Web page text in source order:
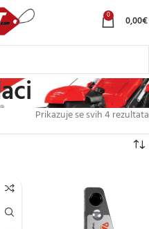
0 0,00€
Prikazuje se svih 4 rezultata